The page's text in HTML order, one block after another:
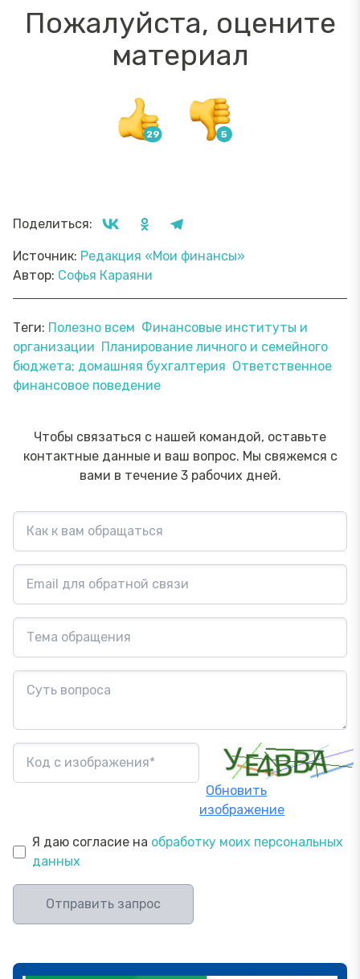
Пожалуйста, оцените
материал
Поделиться:
Источник: Редакция «Мои финансы»
Автор: Софья Караяни
Теги: Полезно всем Финансовые институты и
организации Планирование личного и семейного
бюджета; домашняя бухгалтерия Ответственное
финансовое поведение
Чтобы связаться с нашей командой, оставьте
контактные данные и ваш вопрос. Мы свяжемся с
вами в течение 3 рабочих дней.
Обновить
изображение
Я даю согласие на обработку моих персональных
данных
Отправить запрос